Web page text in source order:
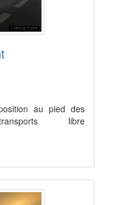
au pied des
libre